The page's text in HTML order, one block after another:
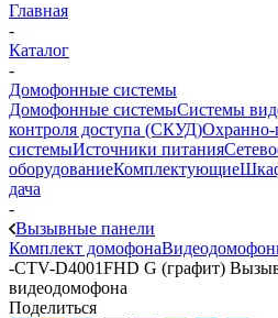
Главная
-
Каталог
-
Домофонные системы
Домофонные системыСистемы
контроля доступа (СКУД)
системыИсточники питания
оборудованиеКомплектующие
дача
-
Вызывные панели
Комплект домофона
-CTV-D4001FHD G (графит)
видеодомофона
Поделиться